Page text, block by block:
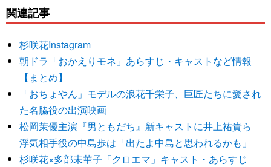
関連記事
杉咲花Instagram
朝ドラ「おかえりモネ」あらすじ・キャストなど情報
【まとめ】
「おちょやん」モデルの浪花千栄子、巨匠たちに愛され
た名脇役の出演映画
松岡茉優主演『男ともだち』新キャストに井上祐貴ら
浮気相手役の中島歩は「出たよ中島と思われるかも」
杉咲花×多部未華子「クロエマ」キャスト・あらすじ